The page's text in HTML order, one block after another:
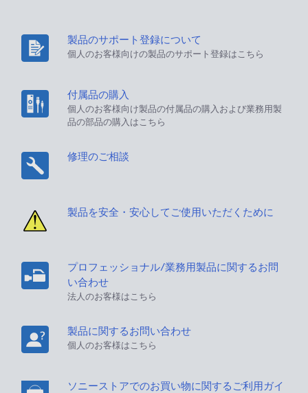
製品のサポート登録について
個人のお客様向けの製品のサポート登録はこちら
付属品の購入
個人のお客様向け製品の付属品の購入および業務用製
品の部品の購入はこちら
修理のご相談
製品を安全・安心してご使用いただくために
プロフェッショナル/業務用製品に関するお問
い合わせ
法人のお客様はこちら
製品に関するお問い合わせ
個人のお客様はこちら
ソニーストアでのお買い物に関するご利用ガイ